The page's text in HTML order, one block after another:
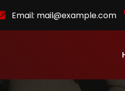
Email: mail@example.com
bisnis terbaru, strategi usaha,